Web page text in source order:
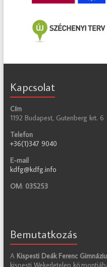
Kapcsolat
Cím
1192 Budapest, Gutenberg krt. 6
Telefon
+36(1)347 9040
E-mail
kdfg@kdfg.info
OM: 035253
Bemutatkozás
A Kispesti Deák Ferenc
kispesti Wekerletelep